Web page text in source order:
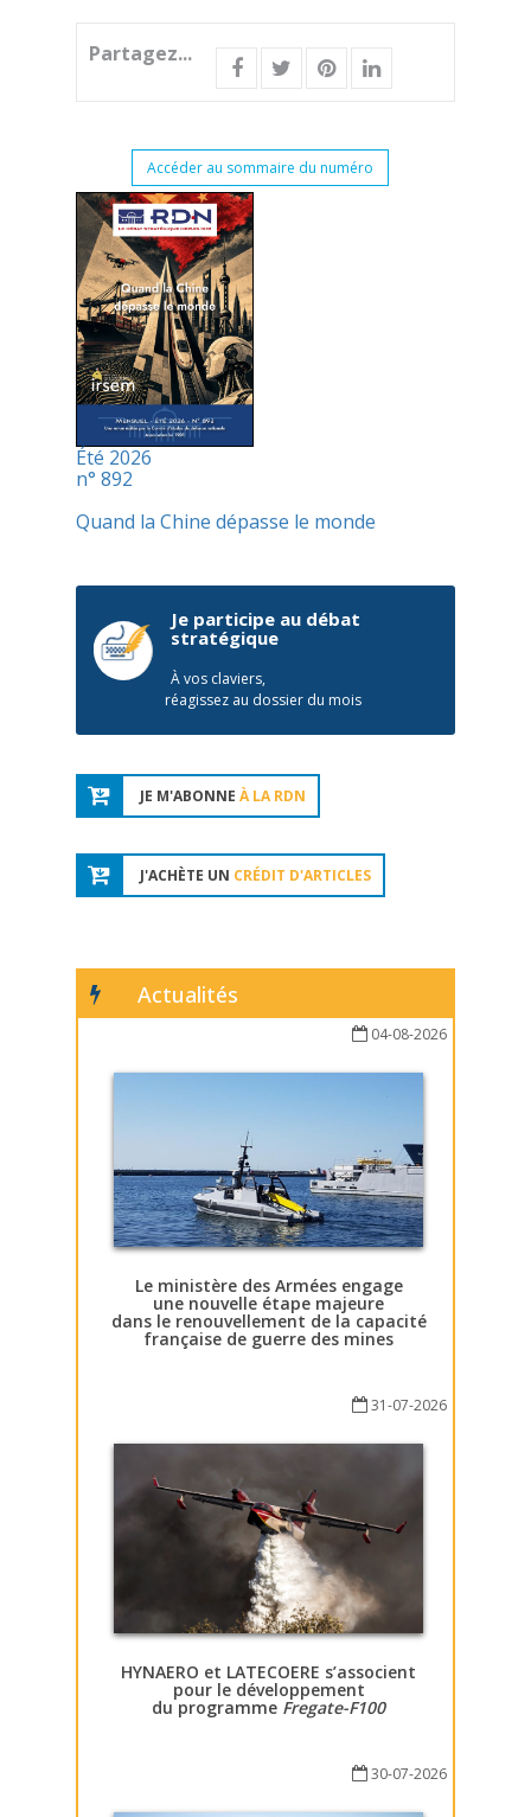
Partagez...
Accéder au sommaire du numéro
Été 2026
n° 892
Quand la Chine dépasse le monde
Je participe au débat
stratégique
À vos claviers,
réagissez au dossier du mois
JE M'ABONNE À LA RDN
J'ACHÈTE UN CRÉDIT D'ARTICLES
Actualités
04-08-2026
Le ministère des Armées engage
une nouvelle étape majeure
dans le renouvellement de la capacité
française de guerre des mines
31-07-2026
HYNAERO et LATECOERE s’associent
pour le développement
du programme Fregate-F100
30-07-2026